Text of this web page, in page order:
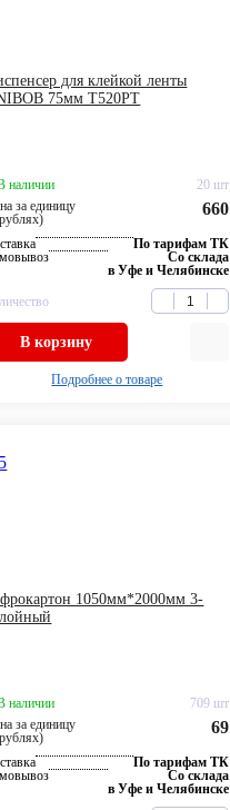
для клейкой ленты
75мм Т520РТ
наличии
20 шт
за единицу
660
По тарифам ТК
Со склада
в Уфе и Челябинске
В корзину
Подробнее о товаре
1050мм*2000мм 3-
наличии
709 шт
за единицу
69
По тарифам ТК
Со склада
в Уфе и Челябинске